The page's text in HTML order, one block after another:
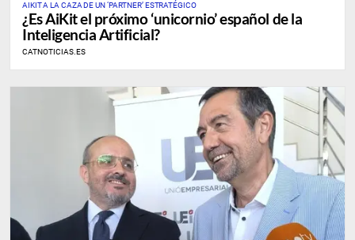
AIKIT A LA CAZA DE UN ‘PARTNER’ ESTRATÉGICO
¿Es AiKit el próximo ‘unicornio’ español de la
Inteligencia Artificial?
CATNOTICIAS.ES